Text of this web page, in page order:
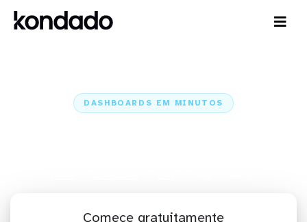
DASHBOARDS EM MINUTOS
Comece gratuitamente